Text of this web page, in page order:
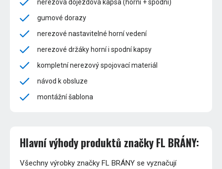
nerezová dojezdová kapsa (horní + spodní)
gumové dorazy
nerezové nastavitelné horní vedení
nerezové držáky horní i spodní kapsy
kompletní nerezový spojovací materiál
návod k obsluze
montážní šablona
Hlavní výhody produktů značky FL BRÁNY:
Všechny výrobky značky FL BRÁNY se vyznačují